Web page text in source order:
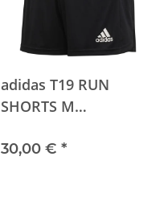
adidas T19 RUN
SHORTS M
30,00 € *